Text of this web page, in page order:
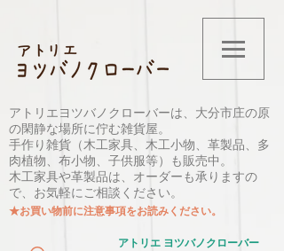
アトリエヨツバノクローバーは、大分市庄の原
の閑静な場所に佇む雑貨屋。
手作り雑貨（木工家具、木工小物、革製品、多
肉植物、布小物、子供服等）も販売中。
木工家具や革製品は、オーダーも承りますの
で、お気軽にご相談ください。
★お買い物前に注意事項をお読みください。
​アトリエ ヨツバノクローバー​